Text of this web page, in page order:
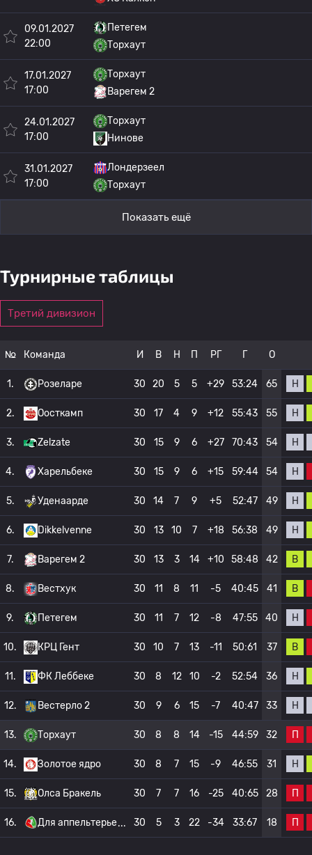
09.01.2027
22:00
Петегем
Торхаут
17.01.2027
17:00
Торхаут
Варегем 2
24.01.2027
17:00
Торхаут
Нинове
31.01.2027
17:00
Лондерзеел
Торхаут
Показать ещё
Турнирные таблицы
Третий дивизион
№ Команда И В Н П РГ Г О
1. Розеларе 30 20 5 5 +29 53:24 65 Н
2. Оосткамп 30 17 4 9 +12 55:43 55 Н
3. Zelzate 30 15 9 6 +27 70:43 54 Н
4. Харельбеке 30 15 9 6 +15 59:44 54 Н
5. Уденаарде 30 14 7 9 +5 52:47 49 Н
6. Dikkelvenne 30 13 10 7 +18 56:38 49 Н
7. Варегем 2 30 13 3 14 +10 58:48 42 В
8. Вестхук 30 11 8 11 -5 40:45 41 В
9. Петегем 30 11 7 12 -8 47:55 40 Н
10. КРЦ Гент 30 10 7 13 -11 50:61 37 В
11. ФК Леббеке 30 8 12 10 -2 52:54 36 Н
12. Вестерло 2 30 9 6 15 -7 40:47 33 Н
13. Торхаут 30 8 8 14 -15 44:59 32 П
14. Золотое ядро 30 8 7 15 -9 46:55 31 Н
15. Олса Бракель 30 7 7 16 -25 40:65 28 П
16. Для аппельтерье 30 5 3 22 -34 33:67 18 П